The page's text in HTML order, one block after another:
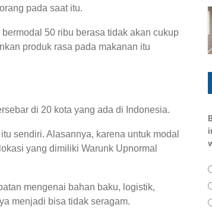
pada saat itu.
50 ribu berasa tidak akan cukup
produk rasa pada makanan itu
di 20 kota yang ada di Indonesia.
sendiri. Alasannya, karena untuk modal
yang dimiliki Warunk Upnormal
mengenai bahan baku, logistik,
menjadi bisa tidak seragam.